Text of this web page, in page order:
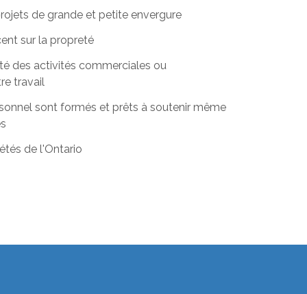
de grande et petite envergure
sur la propreté
des activités commerciales ou
travail
sont formés et prêts à soutenir même
de l'Ontario